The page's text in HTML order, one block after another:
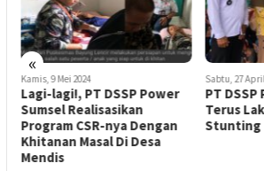
«
Kamis, 9 Mei 2024
Lagi-lagi!, PT DSSP Power
Sumsel Realisasikan
Program CSR-nya Dengan
Khitanan Masal Di Desa
Mendis
Sabtu, 27
PT
Terus
Stunting